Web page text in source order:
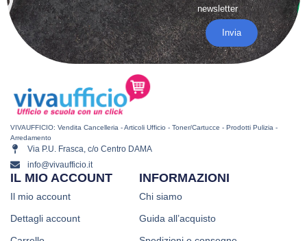
newsletter
Invia
VIVAUFFICIO: Vendita Cancelleria - Articoli Ufficio - Toner/Cartucce - Prodotti Pulizia -
Arredamento
Via P.U. Frasca, c/o Centro DAMA
info@vivaufficio.it
INFORMAZIONI
Chi siamo
Guida all’acquisto
IL MIO ACCOUNT
Il mio account
Dettagli account